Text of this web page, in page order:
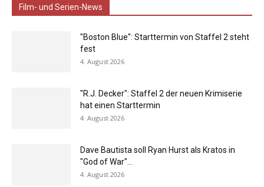
Film- und Serien-News
"Boston Blue": Starttermin von Staffel 2 steht
fest
4. August 2026
"R.J. Decker": Staffel 2 der neuen Krimiserie
hat einen Starttermin
4. August 2026
Dave Bautista soll Ryan Hurst als Kratos in
"God of War"...
4. August 2026